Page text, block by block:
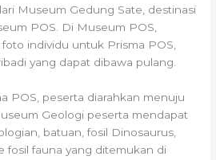
Museum Gedung Sate, destinasi
POS. Di Museum POS,
individu untuk Prisma POS,
yang dapat dibawa pulang.
POS, peserta diarahkan menuju
Geologi peserta mendapat
batuan, fosil Dinosaurus,
fosil fauna yang ditemukan di